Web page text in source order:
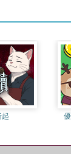
薦這套書給大人
學生物科學系
結科學；從生
而這套【哆啦A
科普作品。
啦A夢漫畫導入
茂的方式探索
無窮又充滿驚
為什麼電池可
更有效的使用
？ ◎能量真的
能量罐
不為人知的能